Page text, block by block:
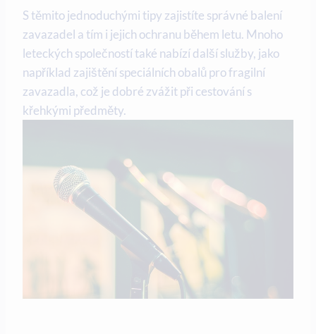
S těmito jednoduchými tipy zajistíte správné balení
zavazadel a tím i jejich ochranu během letu. Mnoho
leteckých společností také nabízí další služby, jako
například zajištění speciálních obalů pro fragilní
zavazadla, což je dobré zvážit při cestování s
křehkými předměty.